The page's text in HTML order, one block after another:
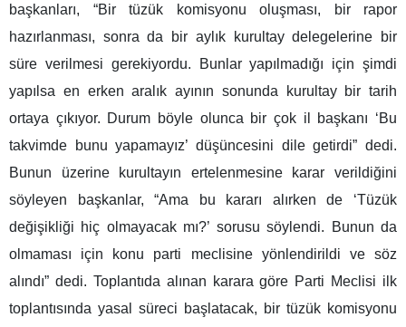
başkanları, “Bir tüzük komisyonu oluşması, bir rapor
hazırlanması, sonra da bir aylık kurultay delegelerine bir
süre verilmesi gerekiyordu. Bunlar yapılmadığı için şimdi
yapılsa en erken aralık ayının sonunda kurultay bir tarih
ortaya çıkıyor. Durum böyle olunca bir çok il başkanı ‘Bu
takvimde bunu yapamayız’ düşüncesini dile getirdi” dedi.
Bunun üzerine kurultayın ertelenmesine karar verildiğini
söyleyen başkanlar, “Ama bu kararı alırken de ‘Tüzük
değişikliği hiç olmayacak mı?’ sorusu söylendi. Bunun da
olmaması için konu parti meclisine yönlendirildi ve söz
alındı” dedi. Toplantıda alınan karara göre Parti Meclisi ilk
toplantısında yasal süreci başlatacak, bir tüzük komisyonu